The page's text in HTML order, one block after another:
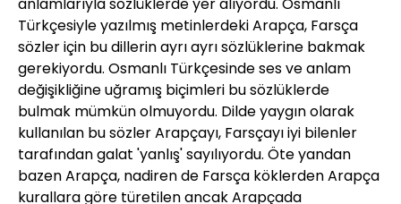
Türkçesiyle yazılmış metinlerdeki Arapça, Farsça
sözler için bu dillerin ayrı ayrı sözlüklerine bakmak
gerekiyordu. Osmanlı Türkçesinde ses ve anlam
değişikliğine uğramış biçimleri bu sözlüklerde
bulmak mümkün olmuyordu. Dilde yaygın olarak
kullanılan bu sözler Arapçayı, Farsçayı iyi bilenler
tarafından galat 'yanlış' sayılıyordu. Öte yandan
bazen Arapça, nadiren de Farsça köklerden Arapça
kurallara göre türetilen ancak Arapçada